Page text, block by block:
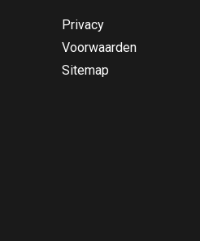
Privacy
Voorwaarden
Sitemap